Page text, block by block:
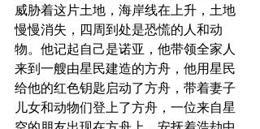
威胁着这片土地，海岸线在上升，土地
慢慢消失，四周到处是恐慌的人和动
物。他记起自己是诺亚，他带领全家人
来到一艘由星民建造的方舟，他用星民
给他的红色钥匙启动了方舟，带着妻子
儿女和动物们登上了方舟，一位来自星